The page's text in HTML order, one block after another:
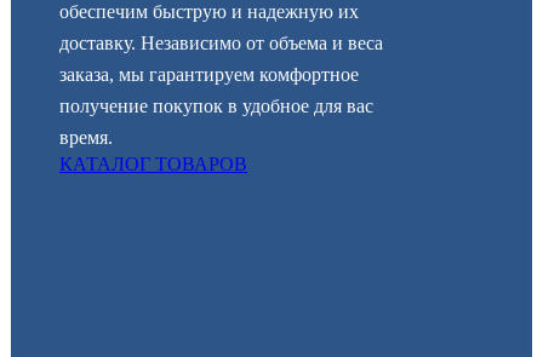
обеспечим быструю и надежную их
доставку. Независимо от объема и веса
заказа, мы гарантируем комфортное
получение покупок в удобное для вас
время.
КАТАЛОГ ТОВАРОВ